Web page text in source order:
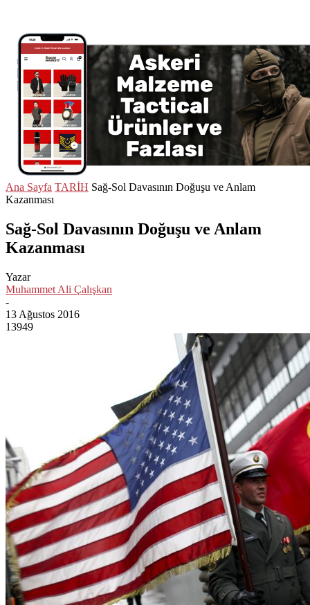
Ana Sayfa TARİH Sağ-Sol Davasının Doğuşu ve Anlam
Kazanması
Sağ-Sol Davasının Doğuşu ve Anlam
Kazanması
Yazar
Muhammet Ali Çalışkan
-
13 Ağustos 2016
13949